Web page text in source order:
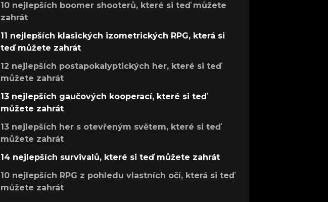
10 nejlepších boomer shooterů, které si teď můžete
zahrát
11 nejlepších klasických izometrických RPG, která si
teď můžete zahrát
12 nejlepších postapokalyptických her, které si teď
můžete zahrát
13 nejlepších gaučových kooperací, které si teď
můžete zahrát
13 nejlepších her s otevřeným světem, které si teď
můžete zahrát
14 nejlepších survivalů, které si teď můžete zahrát
10 nejlepších RPG z pohledu vlastních očí, která si teď
můžete zahrát